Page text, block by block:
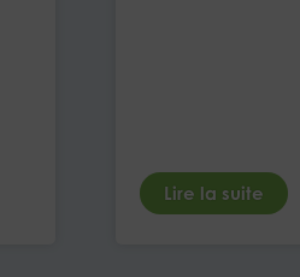
Lire la suite